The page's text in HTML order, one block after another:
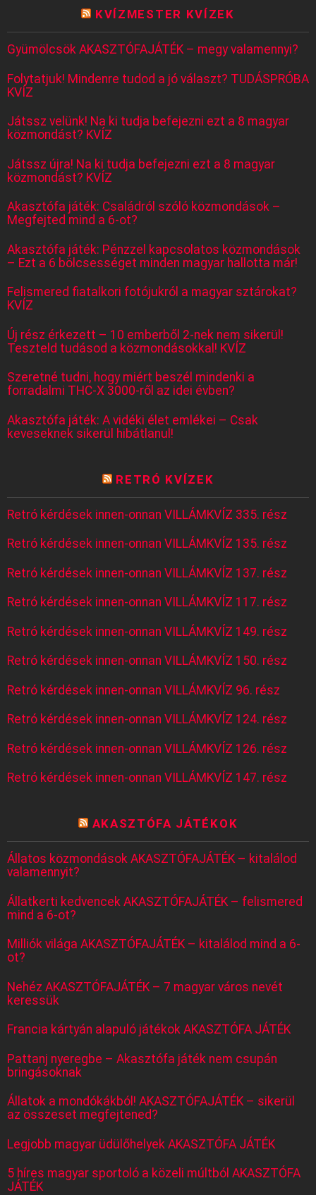
KVÍZMESTER KVÍZEK
Gyümölcsök AKASZTÓFAJÁTÉK – megy valamennyi?
Folytatjuk! Mindenre tudod a jó választ? TUDÁSPRÓBA
KVÍZ
Játssz velünk! Na ki tudja befejezni ezt a 8 magyar
közmondást? KVÍZ
Játssz újra! Na ki tudja befejezni ezt a 8 magyar
közmondást? KVÍZ
Akasztófa játék: Családról szóló közmondások –
Megfejted mind a 6-ot?
Akasztófa játék: Pénzzel kapcsolatos közmondások
– Ezt a 6 bölcsességet minden magyar hallotta már!
Felismered fiatalkori fotójukról a magyar sztárokat?
KVÍZ
Új rész érkezett – 10 emberből 2-nek nem sikerül!
Teszteld tudásod a közmondásokkal! KVÍZ
Szeretné tudni, hogy miért beszél mindenki a
forradalmi THC-X 3000-ről az idei évben?
Akasztófa játék: A vidéki élet emlékei – Csak
keveseknek sikerül hibátlanul!
RETRÓ KVÍZEK
Retró kérdések innen-onnan VILLÁMKVÍZ 335. rész
Retró kérdések innen-onnan VILLÁMKVÍZ 135. rész
Retró kérdések innen-onnan VILLÁMKVÍZ 137. rész
Retró kérdések innen-onnan VILLÁMKVÍZ 117. rész
Retró kérdések innen-onnan VILLÁMKVÍZ 149. rész
Retró kérdések innen-onnan VILLÁMKVÍZ 150. rész
Retró kérdések innen-onnan VILLÁMKVÍZ 96. rész
Retró kérdések innen-onnan VILLÁMKVÍZ 124. rész
Retró kérdések innen-onnan VILLÁMKVÍZ 126. rész
Retró kérdések innen-onnan VILLÁMKVÍZ 147. rész
AKASZTÓFA JÁTÉKOK
Állatos közmondások AKASZTÓFAJÁTÉK – kitalálod
valamennyit?
Állatkerti kedvencek AKASZTÓFAJÁTÉK – felismered
mind a 6-ot?
Milliók világa AKASZTÓFAJÁTÉK – kitalálod mind a 6-
ot?
Nehéz AKASZTÓFAJÁTÉK – 7 magyar város nevét
keressük
Francia kártyán alapuló játékok AKASZTÓFA JÁTÉK
Pattanj nyeregbe – Akasztófa játék nem csupán
bringásoknak
Állatok a mondókákból! AKASZTÓFAJÁTÉK – sikerül
az összeset megfejtened?
Legjobb magyar üdülőhelyek AKASZTÓFA JÁTÉK
5 híres magyar sportoló a közeli múltból AKASZTÓFA
JÁTÉK